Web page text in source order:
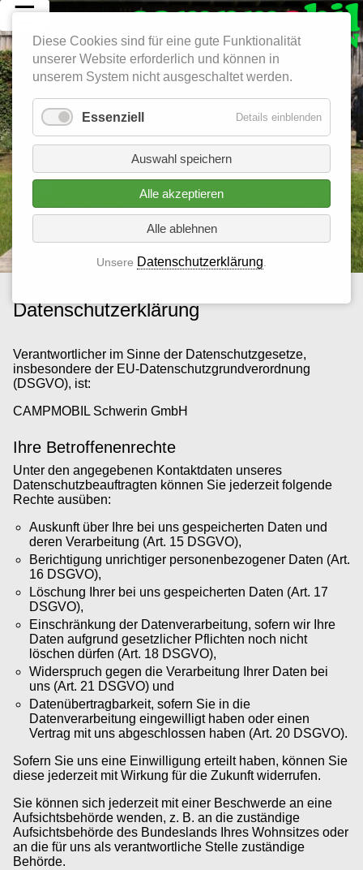
☰
Datenschutzerklärung
Verantwortlicher im Sinne der Datenschutzgesetze,
insbesondere der EU-Datenschutzgrundverordnung
(DSGVO), ist:
CAMPMOBIL Schwerin GmbH
Ihre Betroffenenrechte
Unter den angegebenen Kontaktdaten unseres
Datenschutzbeauftragten können Sie jederzeit folgende
Rechte ausüben:
Auskunft über Ihre bei uns gespeicherten Daten und
deren Verarbeitung (Art. 15 DSGVO),
Berichtigung unrichtiger personenbezogener Daten (Art.
16 DSGVO),
Löschung Ihrer bei uns gespeicherten Daten (Art. 17
DSGVO),
Einschränkung der Datenverarbeitung, sofern wir Ihre
Daten aufgrund gesetzlicher Pflichten noch nicht
löschen dürfen (Art. 18 DSGVO),
Widerspruch gegen die Verarbeitung Ihrer Daten bei
uns (Art. 21 DSGVO) und
Datenübertragbarkeit, sofern Sie in die
Datenverarbeitung eingewilligt haben oder einen
Vertrag mit uns abgeschlossen haben (Art. 20 DSGVO).
Sofern Sie uns eine Einwilligung erteilt haben, können Sie
diese jederzeit mit Wirkung für die Zukunft widerrufen.
Sie können sich jederzeit mit einer Beschwerde an eine
Aufsichtsbehörde wenden, z. B. an die zuständige
Aufsichtsbehörde des Bundeslands Ihres Wohnsitzes oder
an die für uns als verantwortliche Stelle zuständige
Behörde.
Diese Cookies sind für eine gute Funktionalität
unserer Website erforderlich und können in
unserem System nicht ausgeschaltet werden.
Essenziell Details einblenden
Auswahl speichern
Alle akzeptieren
Alle ablehnen
Unsere Datenschutzerklärung